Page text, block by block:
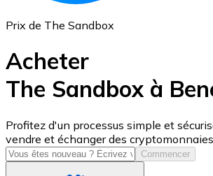
USD Coin
USDC
Prix de The Sandbox
Acheter
The Sandbox à
Profitez d'un processus simple et
vendre et échanger des cryptomonnaies.
Commencer